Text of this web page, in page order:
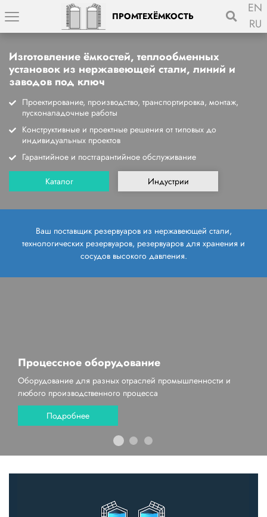
ПРОМТЕХЁМКОСТЬ
EN
RU
Изготовление ёмкостей, теплообменных
установок из нержавеющей стали, линий и
заводов под ключ
Проектирование, производство, транспортировка, монтаж,
пусконаладочные работы
Конструктивные и проектные решения от типовых до
индивидуальных проектов
Гарантийное и постгарантийное обслуживание
Каталог Индустрии
Ваш поставщик резервуаров из нержавеющей стали,
технологических резервуаров, резервуаров для хранения и
сосудов высокого давления.
Процессное оборудование
Оборудование для разных отраслей промышленности и
любого производственного процесса
Подробнее